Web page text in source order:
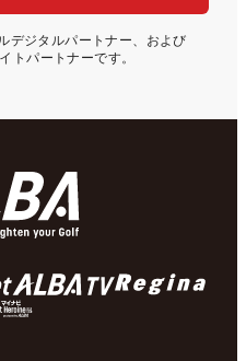
デジタルパートナー、および
トパートナーです。